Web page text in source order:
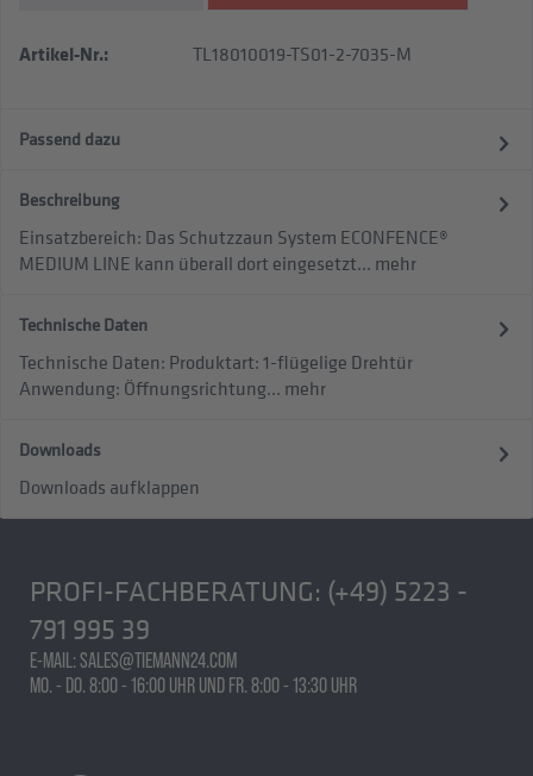
Artikel-Nr.: TL18010019-TS01-2-7035-M
Passend dazu
Beschreibung
Einsatzbereich: Das Schutzzaun System ECONFENCE®
MEDIUM LINE kann überall dort eingesetzt... mehr
Technische Daten
Technische Daten: Produktart: 1-flügelige Drehtür
Anwendung: Öffnungsrichtung... mehr
Downloads
Downloads aufklappen
PROFI-FACHBERATUNG: (+49) 5223 -
791 995 39
E-MAIL: SALES@TIEMANN24.COM
MO. - DO. 8:00 - 16:00 UHR UND FR. 8:00 - 13:30 UHR